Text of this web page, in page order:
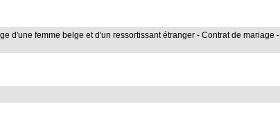
d'une femme belge et d'un ressortissant étranger - Contrat de mariage -